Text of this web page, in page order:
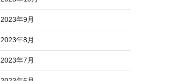
2023年9月
2023年8月
2023年7月